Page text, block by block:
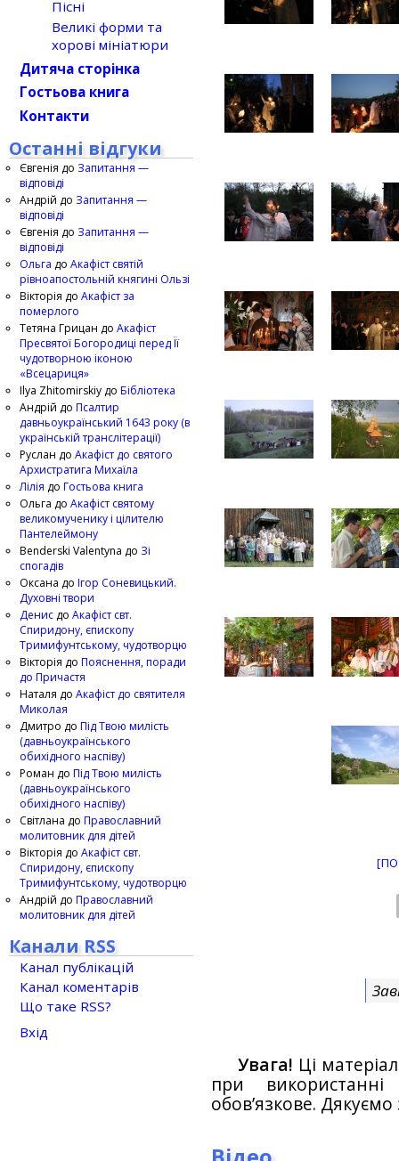
Увага! Ці
при
обов’язкове.
Пісні
Великі форми та
хорові мініатюри
Дитяча сторінка
Гостьова книга
Контакти
Останні відгуки
Євгенія до Запитання —
відповіді
Андрій до Запитання —
відповіді
Євгенія до Запитання —
відповіді
Ольга до Акафіст святій
рівноапостольній княгині Ользі
Вікторія до Акафіст за
померлого
Тетяна Грицан до Акафіст
Пресвятої Богородиці перед Її
чудотворною іконою
«Всецариця»
Ilya Zhitomirskiy до Бібліотека
Андрій до Псалтир
давньоукраїнський 1643 року (в
українській транслітерації)
Руслан до Акафіст до святого
Архистратига Михаїла
Лілія до Гостьова книга
Ольга до Акафіст святому
великомученику і цілителю
Пантелеймону
Benderski Valentyna до Зі
спогадів
Оксана до Ігор Соневицький.
Духовні твори
Денис до Акафіст свт.
Спиридону, єпископу
Тримифунтському, чудотворцю
Вікторія до Пояснення, поради
до Причастя
Наталя до Акафіст до святителя
Миколая
Дмитро до Під Твою милість
(давньоукраїнського
обихідного наспіву)
Роман до Під Твою милість
(давньоукраїнського
обихідного наспіву)
Світлана до Православний
молитовник для дітей
Вікторія до Акафіст свт.
Спиридону, єпископу
Тримифунтському, чудотворцю
Андрій до Православний
молитовник для дітей
Канали RSS
Канал публікацій
Канал коментарів
Що таке RSS?
Вхід